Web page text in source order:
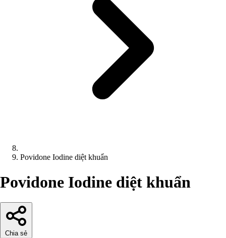
Povidone Iodine diệt khuẩn
Povidone Iodine diệt khuẩn
Chia sẻ